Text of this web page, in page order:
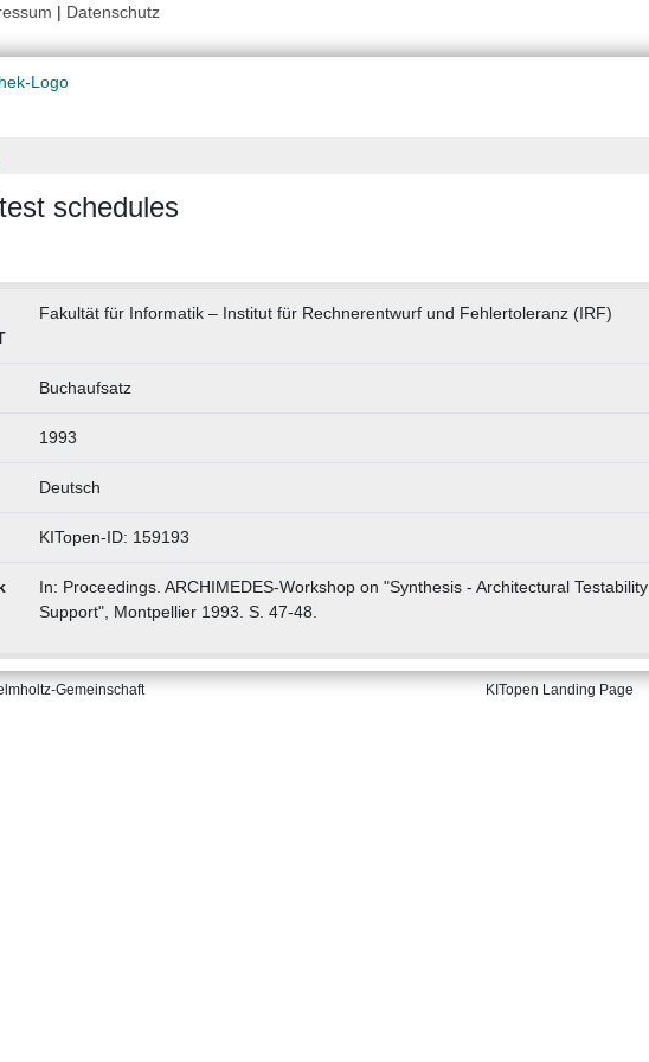
| Datenschutz
schedules
Fakultät für Informatik – Institut für Rechnerentwurf und Fehlertoleranz (IRF)
Buchaufsatz
1993
Deutsch
KITopen-ID: 159193
In: Proceedings. ARCHIMEDES-Workshop on "Synthesis - Architectural Testability
Support", Montpellier 1993. S. 47-48.
Gemeinschaft KITopen Landing Page